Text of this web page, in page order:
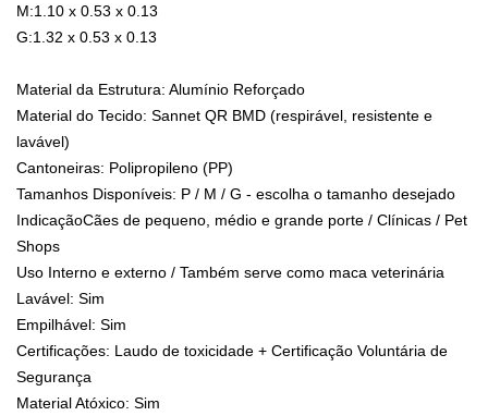
M:1.10 x 0.53 x 0.13
G:1.32 x 0.53 x 0.13
Material da Estrutura: Alumínio Reforçado
Material do Tecido: Sannet QR BMD (respirável, resistente e
lavável)
Cantoneiras: Polipropileno (PP)
Tamanhos Disponíveis: P / M / G - escolha o tamanho desejado
IndicaçãoCães de pequeno, médio e grande porte / Clínicas / Pet
Shops
Uso Interno e externo / Também serve como maca veterinária
Lavável: Sim
Empilhável: Sim
Certificações: Laudo de toxicidade + Certificação Voluntária de
Segurança
Material Atóxico: Sim